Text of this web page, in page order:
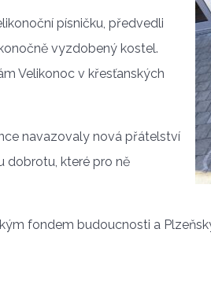
písničku, předvedli
vyzdobený kostel.
Velikonoc v křesťanských
navazovaly nová přátelství
dobrotu, které pro ně
fondem budoucnosti a